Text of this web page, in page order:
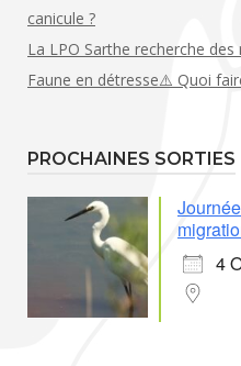
canicule ?
La LPO Sarthe recherche
Faune en détresse⚠️ Quoi
PROCHAINES SORTIES
4